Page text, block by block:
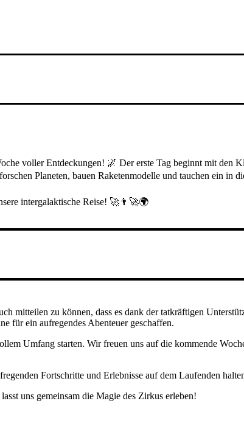
voller Entdeckungen! 🌌 Der erste Tag beginnt mit den
Planeten, bauen Raketenmodelle und tauchen ein in
intergalaktische Reise! 🚀👨‍🚀🌍
mitteilen zu können, dass es dank der tatkräftigen
für ein aufregendes Abenteuer geschaffen.
Umfang starten. Wir freuen uns auf die kommende
Fortschritte und Erlebnisse auf dem Laufenden
uns gemeinsam die Magie des Zirkus erleben!